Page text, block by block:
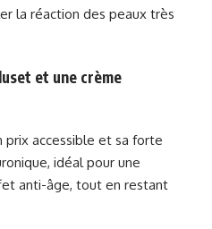
la réaction des peaux très
et une crème
prix accessible et sa forte
idéal pour une
anti-âge, tout en restant